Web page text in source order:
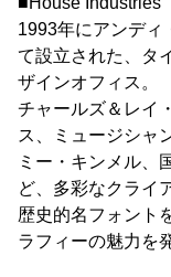
1993年にアンディ
て設立された、タ
ザインオフィス。
チャールズ＆レイ
ス、ミュージシャ
ミー・キンメル、
ど、多彩なクライ
歴史的名フォント
ラフィーの魅力を